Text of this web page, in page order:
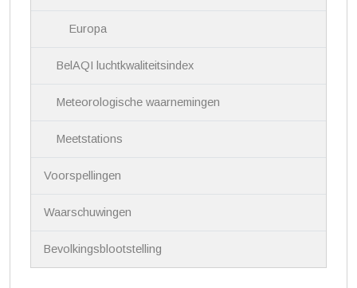
Europa
BelAQI luchtkwaliteitsindex
Meteorologische waarnemingen
Meetstations
Voorspellingen
Waarschuwingen
Bevolkingsblootstelling